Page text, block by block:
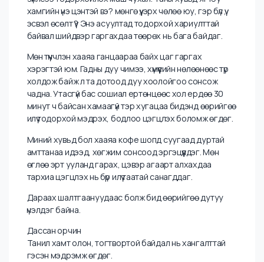
Үр дүн– таны авчирдаг бодит нөлөө
Хандлага – таны ажиллах арга барил, хариуцлага
“Намайг юу үнэхээр баярлуулдаг вэ?”, “Би юунаас
хамгийн их айдаг вэ?”, “Би ямар үед хамгийн их эрч
хүчтэй байдаг вэ?” “Ямар хүмүүсийн дэргэд би тухтай
өөрөөрөө байж чаддаг вэ” гэх мэт асуултуудыг үнэн
сэтгэлээсээ бодож хариулаад, өөрийгөө илүү сайн
сонсоод үзээрэй. Өөрийгөө сайн ойлгохын тулд үнэт
хамгийн үнэ цэнтэй вэ? мөнгө үү, эрх чөлөө юу, гэр бүл үү,
эсвэл өсөлт үү? Энэ асуултад тодорхой хариулттай
байвал шийдвэр гаргахдаа төөрөх нь бага байдаг.
хэрэгтэй юм. Гадны дуу чимээ, хүмүүсийн нөлөөнөөс түр
холдож байж л та дотоод дуу хоолойгоо сонсож
чадна. Утасгүй бас сошиал ертөнцөөс хол ердөө 30
минут ч байсан хамаагүй тэр хугацаа бидэнд өөрийгөө
илүү тодорхой мэдрэх, бодлоо цэгцлэх боломж өгдөг.